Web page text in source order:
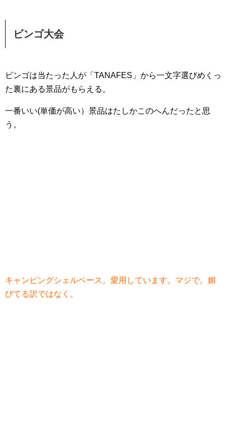
ビンゴ大会
ビンゴは当たった人が「TANAFES」から一文字選びめくっ
た裏にある景品がもらえる。
一番いい(単価が高い）景品はたしかこのへんだったと思
う。
キャンピングシェルベース。愛用しています。マジで。媚
びてる訳ではなく。